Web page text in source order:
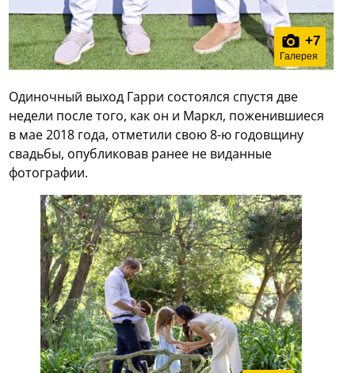
+7
Галерея
Одиночный выход Гарри состоялся спустя две
недели после того, как он и Маркл, поженившиеся
в мае 2018 года, отметили свою 8-ю годовщину
свадьбы, опубликовав ранее не виданные
фотографии.